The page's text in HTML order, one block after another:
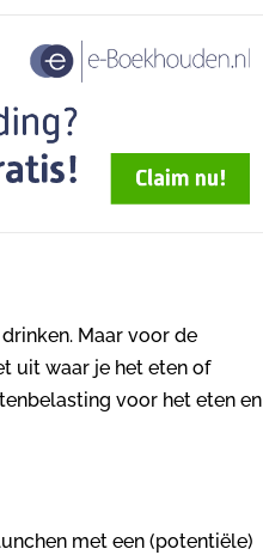
Maar voor de
uit waar je het eten of
voor het eten en
met een (potentiële)